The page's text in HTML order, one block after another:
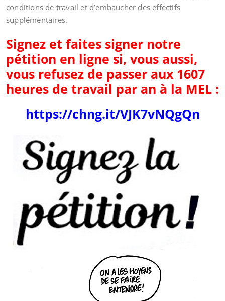
conditions de travail et d’embaucher des effectifs
supplémentaires.
Signez et faites signer notre
pétition en ligne si, vous aussi,
vous refusez de passer aux 1607
heures de travail par an à la MEL :
https://chng.it/VJK7vNQgQn